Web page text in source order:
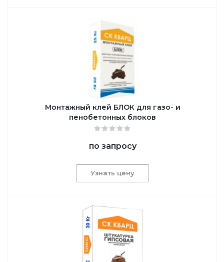
Монтажный клей БЛОК для газо- и
пенобетонных блоков
по запросу
Узнать цену